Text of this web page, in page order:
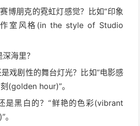
博朋克的霓虹灯感觉？比如“印象
室风格(in the style of Studio
海里？
戏剧性的舞台灯光？比如“电影感
(golden hour)”。
是黑白的？“鲜艳的色彩(vibrant